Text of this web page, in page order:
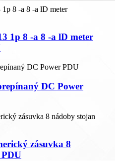
1p 8 -a 8 -a lD meter
DC Power
zásuvka 8